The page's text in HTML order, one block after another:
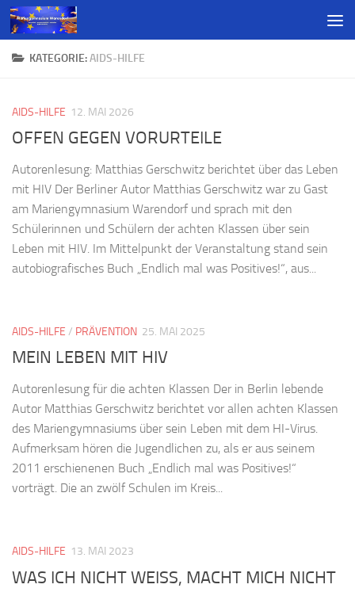
KATEGORIE:AIDS-HILFE
AIDS-HILFE 12. MAI 2026
OFFEN GEGEN VORURTEILE
Autorenlesung: Matthias Gerschwitz berichtet über das Leben
mit HIV Der Berliner Autor Matthias Gerschwitz war zu Gast
am Mariengymnasium Warendorf und sprach mit den
Schülerinnen und Schülern der achten Klassen über sein
Leben mit HIV. Im Mittelpunkt der Veranstaltung stand sein
autobiografisches Buch „Endlich mal was Positives!“, aus...
AIDS-HILFE / PRÄVENTION 25. MAI 2025
MEIN LEBEN MIT HIV
Autorenlesung für die achten Klassen Der in Berlin lebende
Autor Matthias Gerschwitz berichtet vor allen achten Klassen
des Mariengymnasiums über sein Leben mit dem HI-Virus.
Aufmerksam hören die Jugendlichen zu, als er aus seinem
2011 erschienenen Buch „Endlich mal was Positives!“
vorträgt. Die an zwölf Schulen im Kreis...
AIDS-HILFE 13. MAI 2023
WAS ICH NICHT WEISS, MACHT MICH NICHT